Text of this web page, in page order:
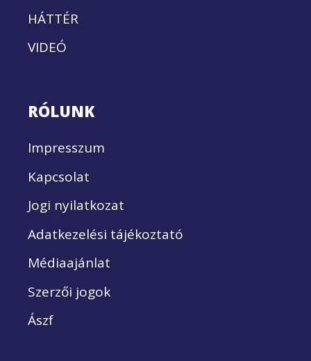
HÁTTÉR
VIDEÓ
RÓLUNK
Impresszum
Kapcsolat
Jogi nyilatkozat
Adatkezelési tájékoztató
Médiaajánlat
Szerzői jogok
Ászf